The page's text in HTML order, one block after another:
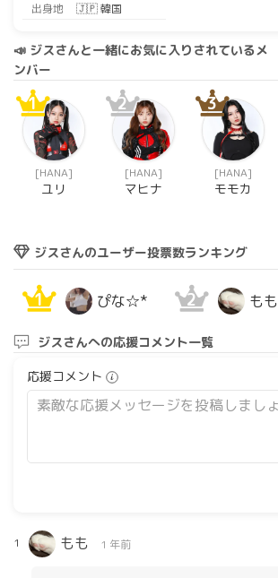
出身地
🇯🇵 韓国
📣 ジスさんと一緒にお気に入りされているメ
ンバー
1
[HANA]
ユリ
2
[HANA]
マヒナ
3
[HANA]
モモカ
ジスさんのユーザー投票数ランキング
1 ぴな☆* 2 もも
ジスさんへの応援コメント一覧
応援コメント
1 もも 1 年前